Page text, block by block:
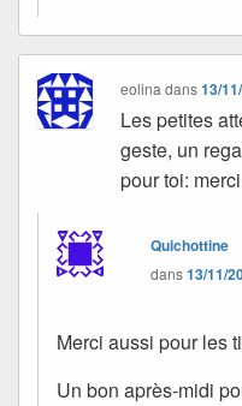
eolina dans13/
Les petites
geste, un
pour toi:
Quichottine
dans13/11/
Merci aussi pour les
Un bon après-midi